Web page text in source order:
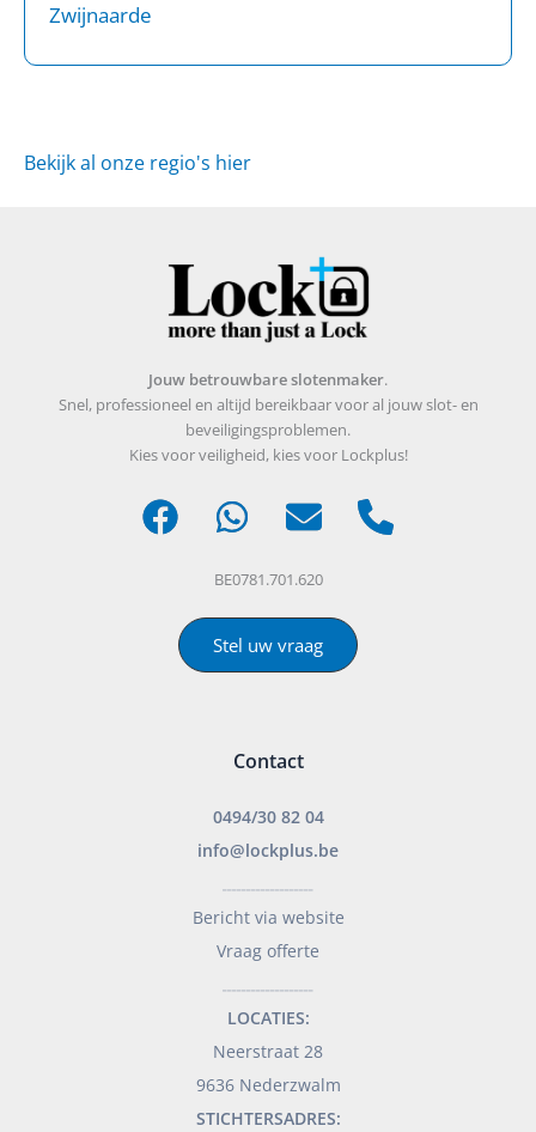
Zwijnaarde
Bekijk al onze regio's hier
Jouw betrouwbare slotenmaker.
Snel, professioneel en altijd bereikbaar voor al jouw slot- en
beveiligingsproblemen.
Kies voor veiligheid, kies voor Lockplus!
BE0781.701.620
Stel uw vraag
Contact
0494/30 82 04
info@lockplus.be
Bericht via website
Vraag offerte
LOCATIES:
Neerstraat 28
9636 Nederzwalm
STICHTERSADRES: